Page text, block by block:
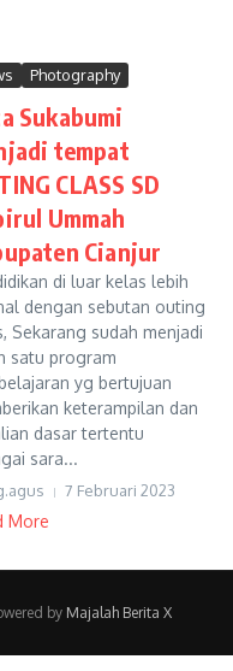
Photography
Sukabumi
tempat
CLASS SD
Ummah
Cianjur
di luar kelas lebih
dengan sebutan outing
Sekarang sudah menjadi
satu program
yg bertujuan
keterampilan dan
dasar tertentu
sara...
7 Februari 2023
More
by Majalah Berita X